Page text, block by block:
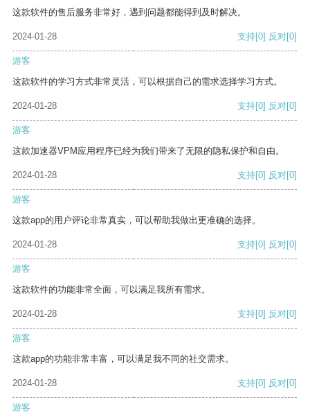
这款软件的售后服务非常好，遇到问题都能得到及时解决。
2024-01-28 支持[0] 反对[0]
游客
这款软件的学习方式非常灵活，可以根据自己的需求选择学习方式。
2024-01-28 支持[0] 反对[0]
游客
这款加速器VPM应用程序已经为我们带来了无限的隐私保护和自由。
2024-01-28 支持[0] 反对[0]
游客
这款app的用户评论非常真实，可以帮助我做出更准确的选择。
2024-01-28 支持[0] 反对[0]
游客
这款软件的功能非常全面，可以满足我所有需求。
2024-01-28 支持[0] 反对[0]
游客
这款app的功能非常丰富，可以满足我不同的社交需求。
2024-01-28 支持[0] 反对[0]
游客